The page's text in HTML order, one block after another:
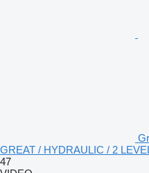
GREAT / HYDRAULIC / 2
47